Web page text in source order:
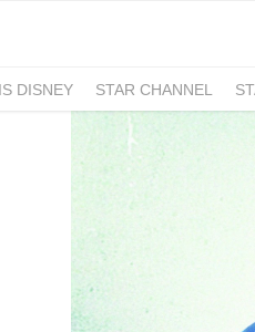
DISNEY STAR CHANNEL
GEOGRAPHIC WILD